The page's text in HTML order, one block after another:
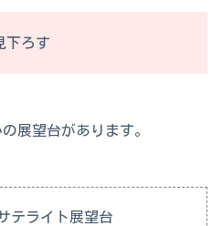
下ろす
展望台があります。
テライト展望台